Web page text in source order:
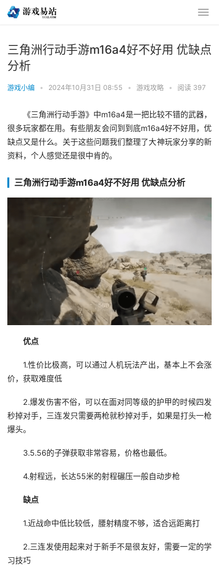
三角洲行动手游m16a4好不好用 优缺点
分析
游戏小编 • 2024年10月31日 08:55 • 游戏攻略 • 阅读 397
《三角洲行动手游》中m16a4是一把比较不错的武器，
很多玩家都在用。有些朋友会问到到底m16a4好不好用，优
缺点又是什么。关于这些问题我们整理了大神玩家分享的新
资料，个人感觉还是很中肯的。
三角洲行动手游m16a4好不好用 优缺点分析
优点
1.性价比极高，可以通过人机玩法产出，基本上不会涨
价，获取难度低
2.爆发伤害不俗，可以在面对同等级的护甲的时候四发
秒掉对手，三连发只需要两枪就秒掉对手，如果是打头一枪
爆头。
3.5.56的子弹获取非常容易，价格也最低。
4.射程远，长达55米的射程碾压一般自动步枪
缺点
1.近战命中低比较低，腰射精度不够，适合远距离打
2.三连发使用起来对于新手不是很友好，需要一定的学
习技巧